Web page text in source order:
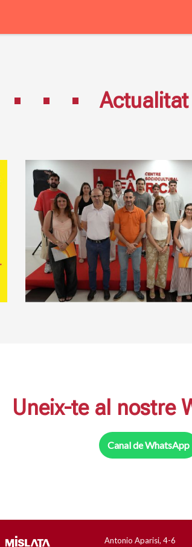
Actualitat
Uneix-te al nostre
Canal de WhatsApp
Antonio Aparisi, 4-6